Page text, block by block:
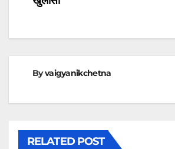
Byvaigyanikchetna
RELATED POST